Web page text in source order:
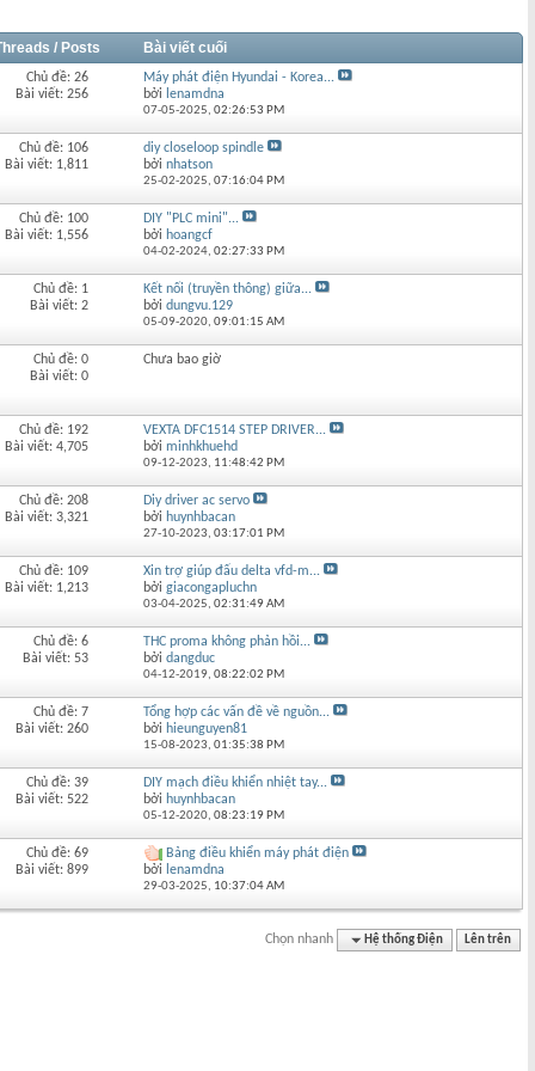
/ Posts Bài viết cuối
Chủ đề: 26
Bài viết: 256
Máy phát điện Hyundai - Korea...
bởi lenamdna
07-05-2025,02:26:53 PM
Chủ đề: 106
Bài viết: 1,811
diy closeloop spindle
bởinhatson
25-02-2025,07:16:04 PM
Chủ đề: 100
Bài viết: 1,556
DIY "PLC mini"...
bởi hoangcf
04-02-2024,02:27:33 PM
Chủ đề: 1
Bài viết: 2
Kết nối (truyền thông) giữa...
bởidungvu.129
05-09-2020,09:01:15 AM
Chủ đề: 0
Bài viết: 0
Chưa bao giờ
Chủ đề: 192
Bài viết: 4,705
VEXTA DFC1514 STEP DRIVER...
bởiminhkhuehd
09-12-2023, 11:48:42 PM
Chủ đề: 208
Bài viết: 3,321
Diy driver ac servo
bởi huynhbacan
27-10-2023,03:17:01 PM
Chủ đề: 109
Bài viết: 1,213
Xin trợ giúp đấu delta vfd-m...
bởigiacongapluchn
03-04-2025,02:31:49 AM
Chủ đề: 6
Bài viết: 53
THC proma không phản hồi...
bởidangduc
04-12-2019,08:22:02 PM
Chủ đề: 7
Bài viết: 260
Tổng hợp các vấn đề về nguồn...
bởi hieunguyen81
15-08-2023,01:35:38 PM
Chủ đề: 39
Bài viết: 522
DIY mạch điều khiển nhiệt tay...
bởi huynhbacan
05-12-2020,08:23:19 PM
Chủ đề: 69
Bài viết: 899
Bảng điều khiển máy phát điện
bởi lenamdna
29-03-2025, 10:37:04 AM
Chọn nhanh Hệ thống Điện Lên trên